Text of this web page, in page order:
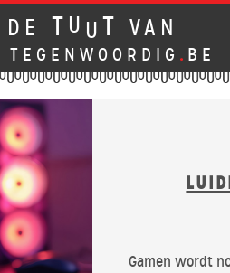
DE T U UT VAN
TEGENWOORDIG . BE
Gamen wordt